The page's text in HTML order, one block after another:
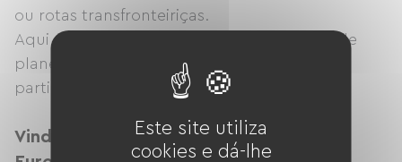
ou rotas transfronteiriças.
Aqui estão algumas estratégias concretas de
planejamento de rotas para organizar uma
partida da França.
Vindo do sudoeste: acesso direto pela
Este site utiliza
cookies e dá-lhe